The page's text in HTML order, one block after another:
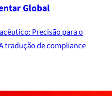
Global
Precisão para o
tradução de compliance